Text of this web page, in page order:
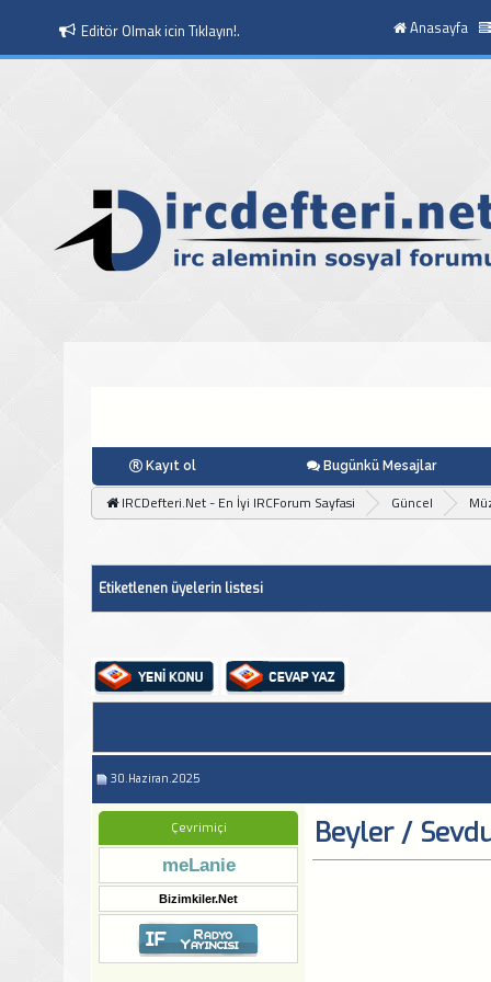
Editör Olmak icin Tıklayın!.
Moderatör Olmak icin Tıklayın!.
Anasayfa
Kayıt ol Bugünkü Mesajlar
IRCDefteri.Net - En İyi IRCForum Sayfasi Güncel
Etiketlenen üyelerin listesi
30.Haziran.2025
Çevrimiçi
meLanie
Bizimkiler.Net
Beyler /